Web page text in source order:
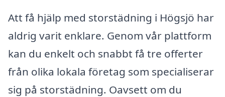
Att få hjälp med storstädning i Högsjö har
aldrig varit enklare. Genom vår plattform
kan du enkelt och snabbt få tre offerter
från olika lokala företag som specialiserar
sig på storstädning. Oavsett om du